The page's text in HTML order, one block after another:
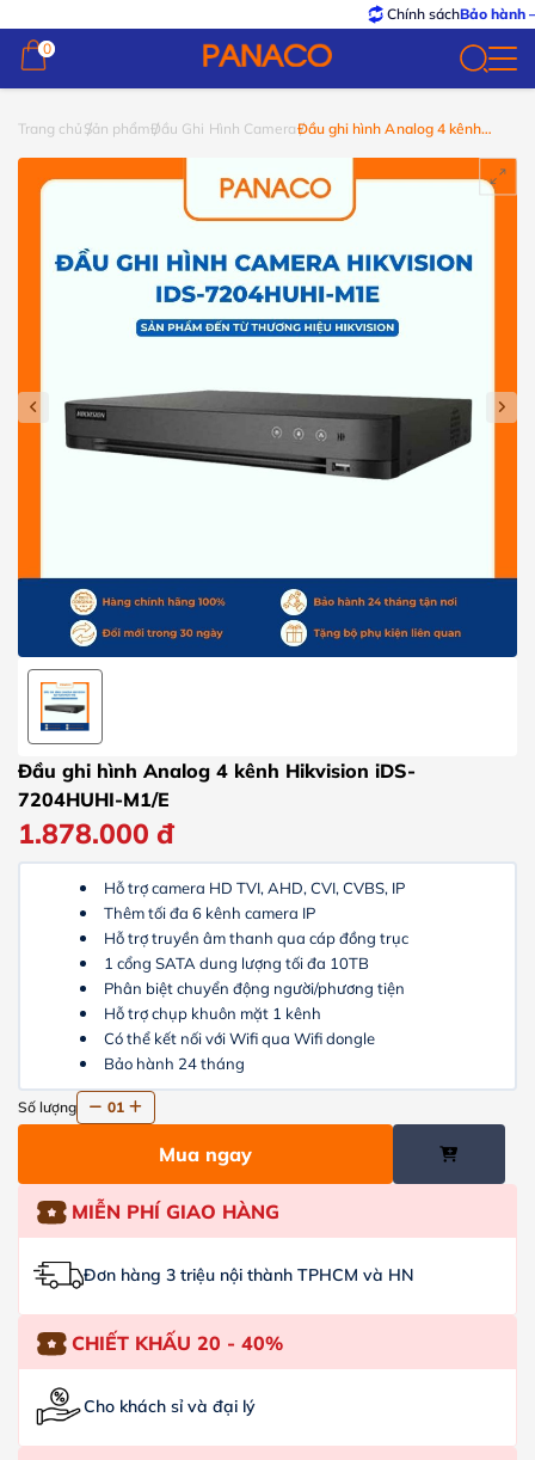
Chính sáchBảo hành – Đổi trả
0
0
Trang chủ Sản phẩmĐầu Ghi Hình CameraĐầu ghi hình Analog 4 kênh
Đầu ghi hình Analog 4 kênh Hikvision iDS-
7204HUHI-M1/E
1.878.000 đ
Hỗ trợ camera HD TVI, AHD, CVI, CVBS, IP
Thêm tối đa 6 kênh camera IP
Hỗ trợ truyền âm thanh qua cáp đồng trục
1 cổng SATA dung lượng tối đa 10TB
Phân biệt chuyển động người/phương tiện
Hỗ trợ chụp khuôn mặt 1 kênh
Có thể kết nối với Wifi qua Wifi dongle
Bảo hành 24 tháng
Số lượng 01
Mua ngay
MIỄN PHÍ GIAO HÀNG
Đơn hàng 3 triệu nội thành TPHCM và HN
CHIẾT KHẤU 20 - 40%
Cho khách sỉ và đại lý